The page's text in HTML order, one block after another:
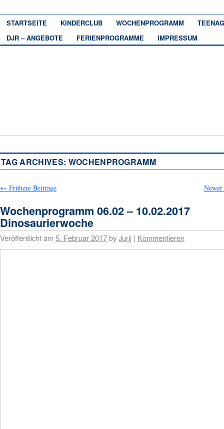
STARTSEITE KINDERCLUB WOCHENPROGRAMM
DJR – ANGEBOTE
FERIENPROGRAMME IMPRESSUM
TAG ARCHIVES: WOCHENPROGRAMM
← Frühere Beiträge
Wochenprogramm 06.02 – 10.02.2017
Dinosaurierwoche
Veröffentlicht am5. Februar 2017byJurij | Kommentieren